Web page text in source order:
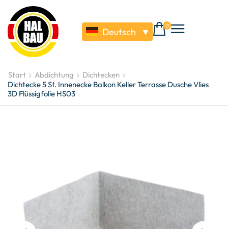
Deutsch ▼
0
Start Abdichtung
Dichtecken
Dichtecke 5 St. Innenecke Balkon Keller Terrasse Dusche Vlies
3D Flüssigfolie HS03